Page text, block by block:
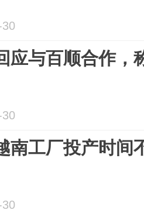
应与百顺合作，
南工厂投产时间